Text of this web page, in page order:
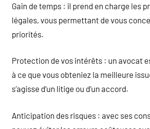
Gain de temps : il prend en charge les
légales, vous permettant de vous
priorités.
Protection de vos intérêts : un avocat
à ce que vous obteniez la meilleure
s’agisse d’un litige ou d’un accord.
Anticipation des risques : avec ses